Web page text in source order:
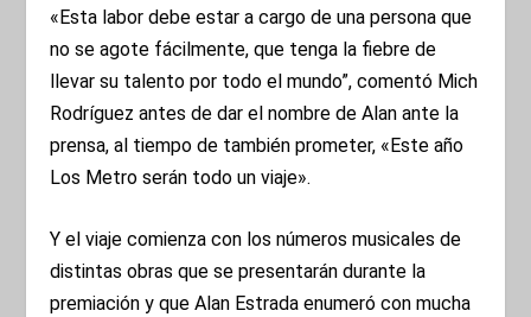
«Esta labor debe estar a cargo de una persona que
no se agote fácilmente, que tenga la fiebre de
llevar su talento por todo el mundo”, comentó Mich
Rodríguez antes de dar el nombre de Alan ante la
prensa, al tiempo de también prometer, «Este año
Los Metro serán todo un viaje».
Y el viaje comienza con los números musicales de
distintas obras que se presentarán durante la
premiación y que Alan Estrada enumeró con mucha